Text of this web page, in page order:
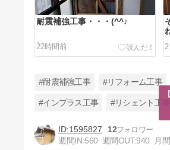
耐震補強工事・・・(^^♪
22時間前
今日も降りましたね・・・(^-
^;
#耐震補強工事 #リフォーム工事
#インプラス工事 #リシェント工事
1595827
12
週間IN:560 週間OUT:940 月